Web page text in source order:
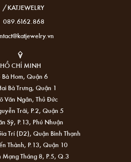
/KATJEWELRY
089.6162.868
HỒ CHÍ MINH
Hom, Quận 6
Bà Trưng, Quận 1
Văn Ngân, Thủ Đức
Trãi, P.2, Quận 5
Sỹ, P.13, Phú Nhuận
Trí (D2), Quận Bình Thạnh
Thành, P.13, Quận 10
Mạng Tháng 8, P.5, Q.3